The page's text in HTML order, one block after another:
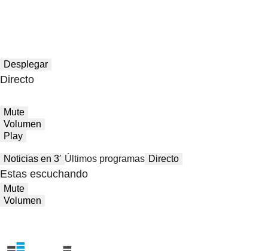
Desplegar
Directo
Mute
Volumen
Play
Noticias en 3′ Últimos programas Directo
Estas escuchando
Mute
Volumen